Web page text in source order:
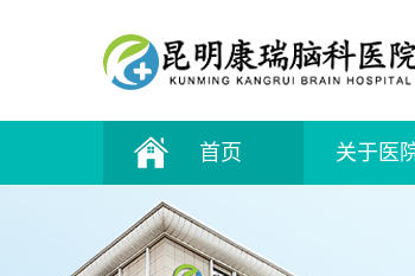
首页 关于医